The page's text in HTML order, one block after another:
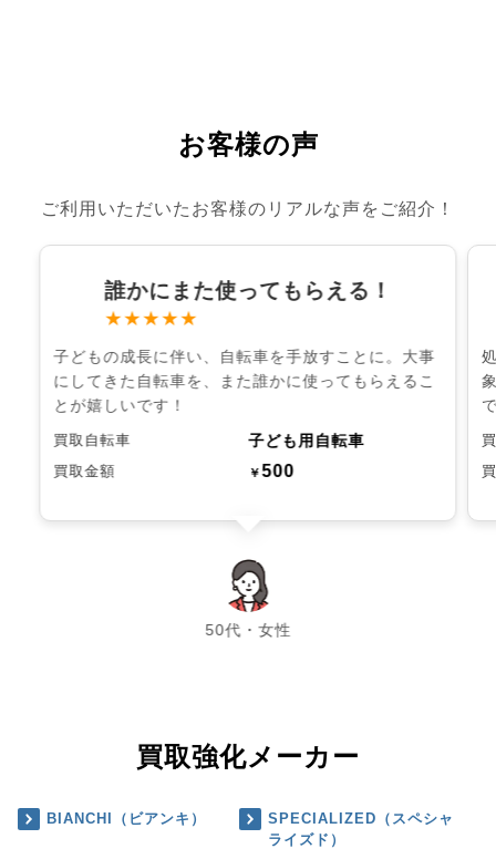
お客様の声
ご利用いただいたお客様のリアルな声をご紹介！
誰かにまた使ってもらえる！
★★★★★
子どもの成長に伴い、自転車を手放すことに。大事
にしてきた自転車を、また誰かに使ってもらえるこ
とが嬉しいです！
買取自転車 子ども用自転車
買取金額 ￥500
50代・女性
chevron_left chevron_right
買取強化メーカー
BIANCHI（ビアンキ）
SPECIALIZED（スペシャ
ライズド）